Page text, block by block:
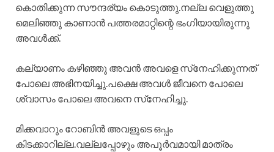
കൊതിക്കുന്ന സൗന്ദര്യം കൊടുത്തു.നല്ല വെളുത്തു
മെലിഞ്ഞു കാണാൻ പത്തരമാറ്റിന്റെ ഭംഗിയായിരുന്നു
അവൾക്ക്.
കല്യാണം കഴിഞ്ഞു അവൻ അവളെ സ്‌നേഹിക്കുന്നത്
പോലെ അഭിനയിച്ചു.പക്ഷെ അവൾ ജീവനെ പോലെ
ശ്വാസം പോലെ അവനെ സ്‌നേഹിച്ചു.
മിക്കവാറും റോബിൻ അവളുടെ ഒപ്പം
കിടക്കാറില്ല.വല്ലപ്പോഴും അപൂർവമായി മാത്രം